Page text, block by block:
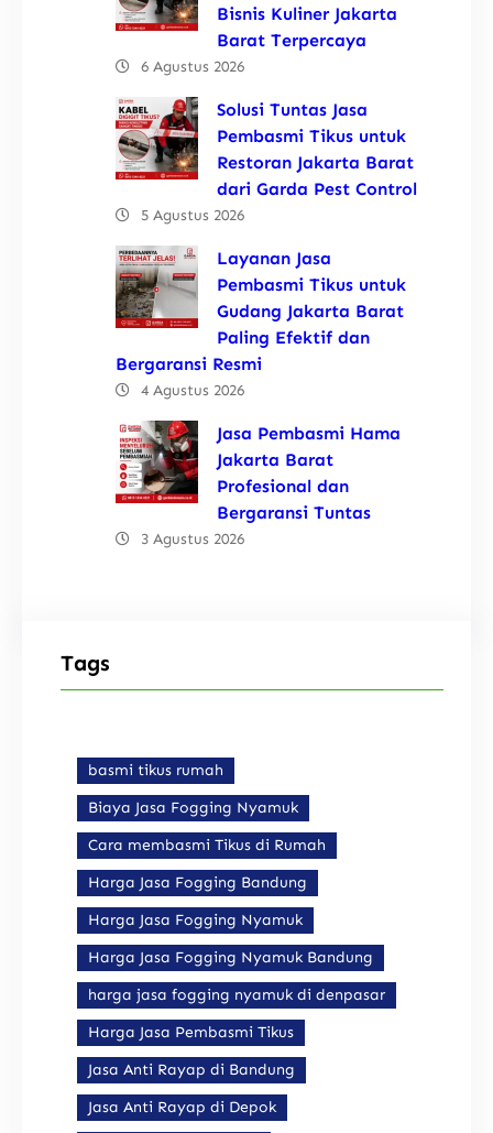
Bisnis Kuliner Jakarta
Barat Terpercaya
6 Agustus 2026
Solusi Tuntas Jasa
Pembasmi Tikus untuk
Restoran Jakarta Barat
dari Garda Pest Control
5 Agustus 2026
Layanan Jasa
Pembasmi Tikus untuk
Gudang Jakarta Barat
Paling Efektif dan
Bergaransi Resmi
4 Agustus 2026
Jasa Pembasmi Hama
Jakarta Barat
Profesional dan
Bergaransi Tuntas
3 Agustus 2026
Tags
basmi tikus rumah
Biaya Jasa Fogging Nyamuk
Cara membasmi Tikus di Rumah
Harga Jasa Fogging Bandung
Harga Jasa Fogging Nyamuk
Harga Jasa Fogging Nyamuk Bandung
harga jasa fogging nyamuk di denpasar
Harga Jasa Pembasmi Tikus
Jasa Anti Rayap di Bandung
Jasa Anti Rayap di Depok